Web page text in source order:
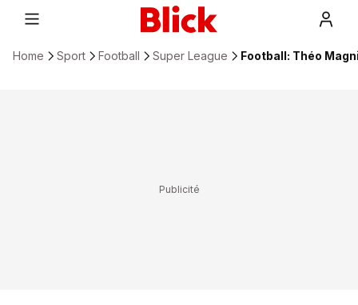
Home Sport Football Super League Football: Théo